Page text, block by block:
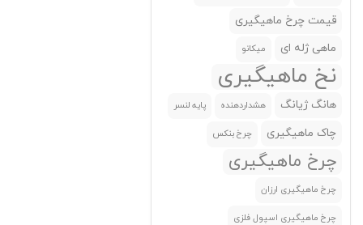
سیماگو
شکسپیر(Shakespear)
شیمانو(Shimano)
کاپیتان(Captain)
قیمت چرخ ماهیگیری
ماهی ژله ای
میکانو
نخ ماهیگیری
هانگ ژیانگ هشداردهنده پایه لنسر
چاک ماهیگیری چرخ بنکس
چرخ ماهیگیری
چرخ ماهیگیری ارزان
چرخ ماهیگیری اسپول فلزی